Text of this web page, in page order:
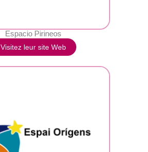
Espacio Pirineos
Visitez leur site Web